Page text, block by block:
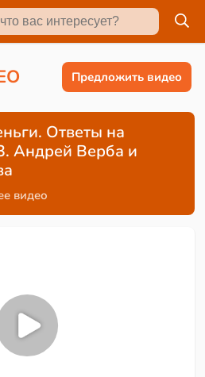
O Предложить видео
Ответы на
Андрей Верба и
видео